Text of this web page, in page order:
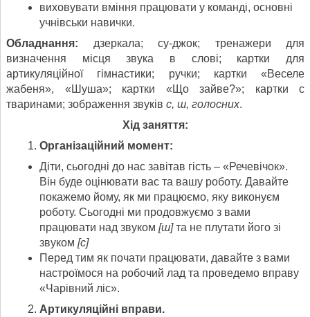
виховувати вміння працювати у команді, основні
учнівськи навички.
Обладнання: дзеркала; су-джок; тренажери для
визначення місця звука в слові; картки для
артикуляційної гімнастики; ручки; картки «Веселе
жабеня», «Шуша»; картки «Що зайве?»; картки с
тваринами; зображення звуків с, ш, голосних.
Хід заняття:
Організаційний момент:
Діти, сьогодні до нас завітав гість – «Речевічок».
Він буде оцінювати вас та вашу роботу. Давайте
покажемо йому, як ми працюємо, яку виконуєм
роботу. Сьогодні ми продовжуємо з вами
працювати над звуком [ш]та не плутати його зі
звуком [с]
Перед тим як почати працювати, давайте з вами
настроїмося на робочий лад та проведемо вправу
«Чарівний ліс».
Артикуляційні вправи.